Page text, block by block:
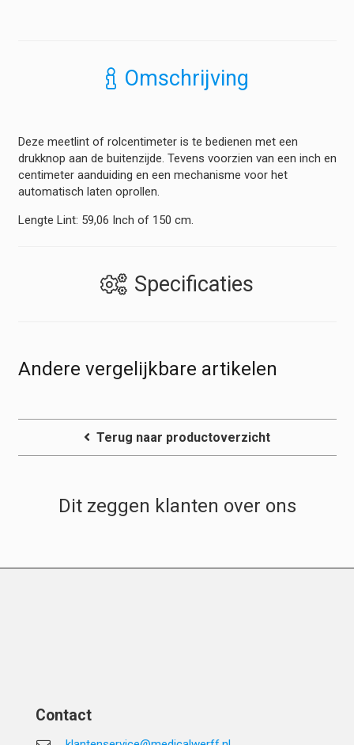
Omschrijving
Deze meetlint of rolcentimeter is te bedienen met een
drukknop aan de buitenzijde. Tevens voorzien van een inch en
centimeter aanduiding en een mechanisme voor het
automatisch laten oprollen.
Lengte Lint: 59,06 Inch of 150 cm.
Specificaties
Andere vergelijkbare artikelen
Terug naar productoverzicht
Dit zeggen klanten over ons
Contact